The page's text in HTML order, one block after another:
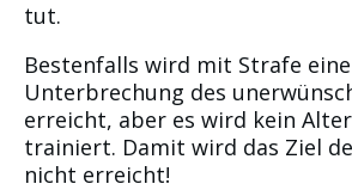
tut.
Bestenfalls wird mit Strafe
Unterbrechung des
erreicht, aber es wird kein
trainiert. Damit wird das Ziel
nicht erreicht!